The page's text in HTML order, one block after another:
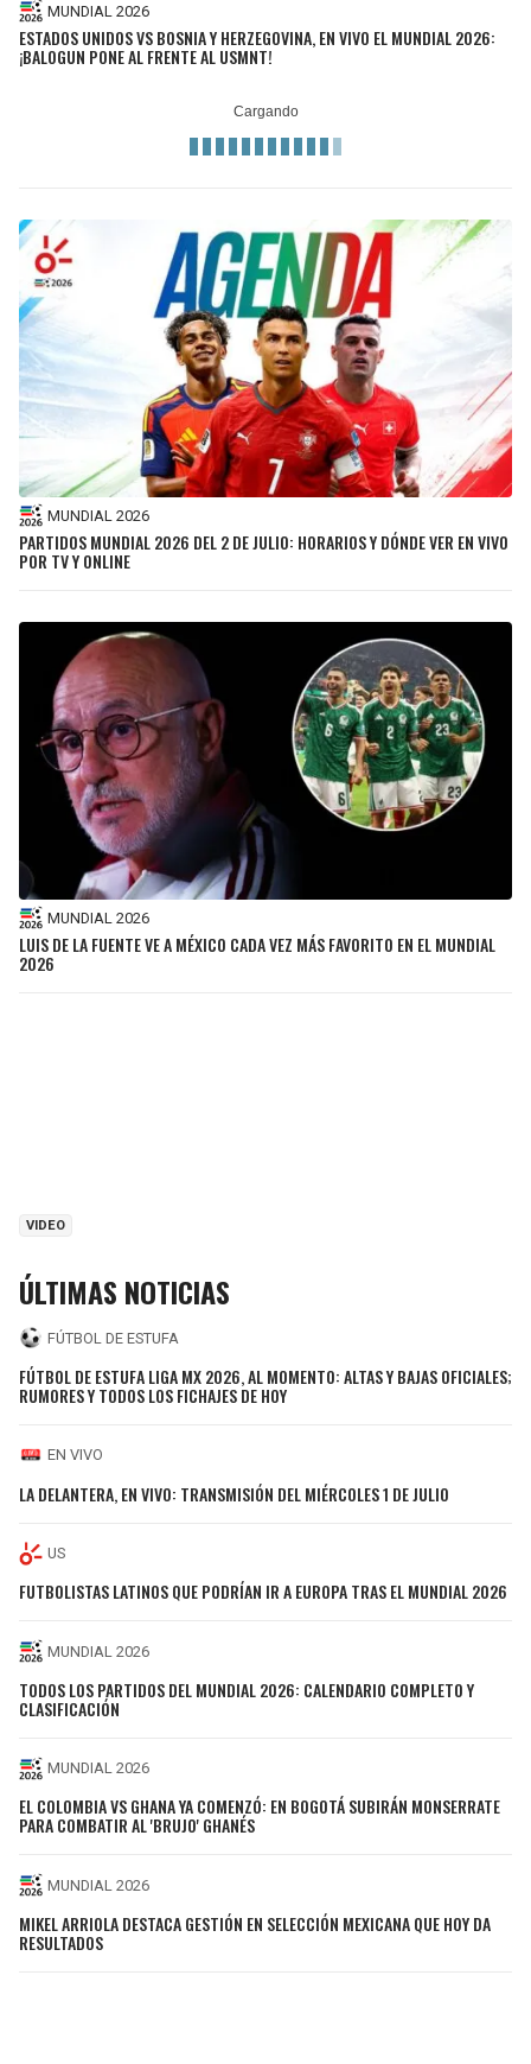
MUNDIAL 2026
ESTADOS UNIDOS VS BOSNIA Y HERZEGOVINA, EN VIVO EL MUNDIAL 2026:
¡BALOGUN PONE AL FRENTE AL USMNT!
MUNDIAL 2026
PARTIDOS MUNDIAL 2026 DEL 2 DE JULIO: HORARIOS Y DÓNDE VER EN VIVO
POR TV Y ONLINE
MUNDIAL 2026
LUIS DE LA FUENTE VE A MÉXICO CADA VEZ MÁS FAVORITO EN EL MUNDIAL
2026
VIDEO
ÚLTIMAS NOTICIAS
FÚTBOL DE ESTUFA
FÚTBOL DE ESTUFA LIGA MX 2026, AL MOMENTO: ALTAS Y BAJAS OFICIALES;
RUMORES Y TODOS LOS FICHAJES DE HOY
EN VIVO
LA DELANTERA, EN VIVO: TRANSMISIÓN DEL MIÉRCOLES 1 DE JULIO
US
FUTBOLISTAS LATINOS QUE PODRÍAN IR A EUROPA TRAS EL MUNDIAL 2026
MUNDIAL 2026
TODOS LOS PARTIDOS DEL MUNDIAL 2026: CALENDARIO COMPLETO Y
CLASIFICACIÓN
MUNDIAL 2026
EL COLOMBIA VS GHANA YA COMENZÓ: EN BOGOTÁ SUBIRÁN MONSERRATE
PARA COMBATIR AL 'BRUJO' GHANÉS
MUNDIAL 2026
MIKEL ARRIOLA DESTACA GESTIÓN EN SELECCIÓN MEXICANA QUE HOY DA
RESULTADOS